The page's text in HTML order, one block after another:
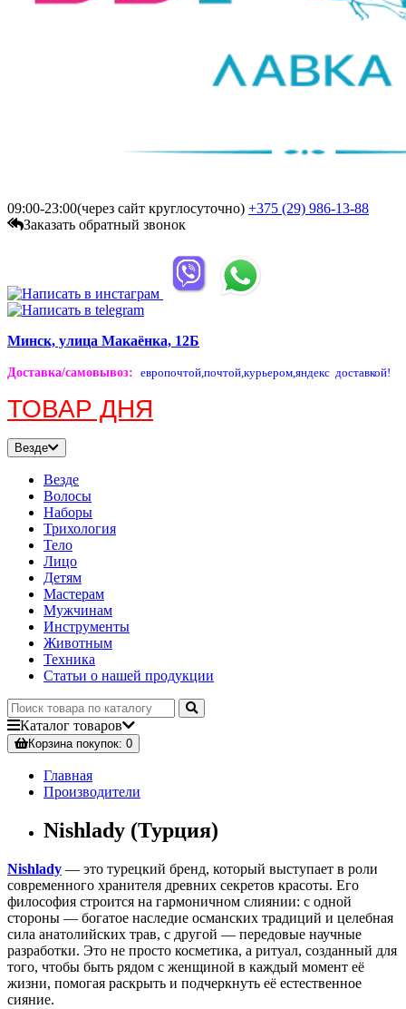
09:00-23:00(через сайт круглосуточно) +375 (29) 986-13-88
Заказать обратный звонок
Минск, улица Макаёнка, 12Б
Доставка/самовывоз: европочтой,почтой,курьером,яндекс доставкой!
ТОВАР ДНЯ
Везде
Везде
Волосы
Наборы
Трихология
Тело
Лицо
Детям
Мастерам
Мужчинам
Инструменты
Животным
Техника
Статьи о нашей продукции
Каталог товаров
Корзинапокупок: 0
Главная
Производители
Nishlady (Турция)
Nishlady — это турецкий бренд, который выступает в роли
современного хранителя древних секретов красоты. Его
философия строится на гармоничном слиянии: с одной
стороны — богатое наследие османских традиций и целебная
сила анатолийских трав, с другой — передовые научные
разработки. Это не просто косметика, а ритуал, созданный для
того, чтобы быть рядом с женщиной в каждый момент её
жизни, помогая раскрыть и подчеркнуть её естественное
сияние.